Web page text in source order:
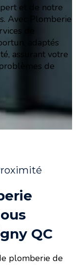
et de notre
Avec Plomberie
de
adaptés
assurant votre
de
QC
plomberie de